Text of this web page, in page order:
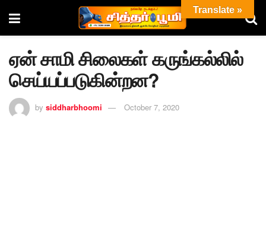
ஏன் சாமி சிலைகள் கருங்கல்லில்
செய்யப்படுகின்றன?
by siddharbhoomi October 7, 2020
Translate »